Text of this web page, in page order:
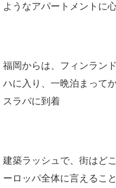
ようなアパートメントに
福岡からは、フィンラン
ハに入り、一晩泊まって
スラバに到着
建築ラッシュで、街はど
ーロッパ全体に言えるこ